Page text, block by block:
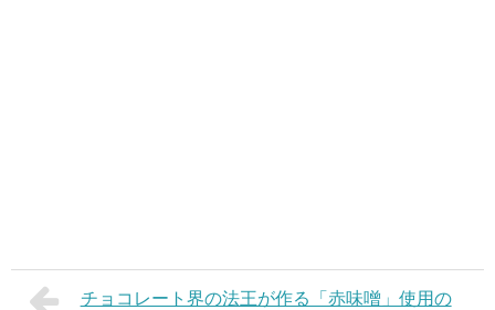
チョコレート界の法王が作る「赤味噌」使用の